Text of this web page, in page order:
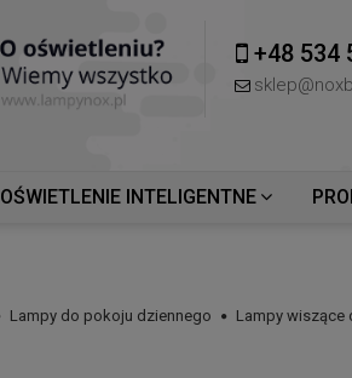
+48 534
OŚWIETLENIE INTELIGENTNE
Lampy do pokoju dziennego Lampy wiszące